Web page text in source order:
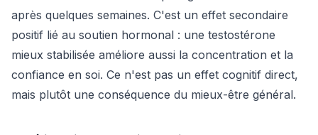
après quelques semaines. C'est un effet secondaire
positif lié au soutien hormonal : une testostérone
mieux stabilisée améliore aussi la concentration et la
confiance en soi. Ce n'est pas un effet cognitif direct,
mais plutôt une conséquence du mieux-être général.